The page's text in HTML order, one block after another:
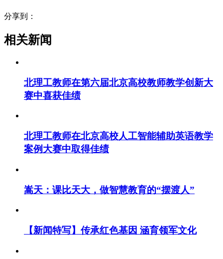
分享到：
相关新闻
北理工教师在第六届北京高校教师教学创新大
赛中喜获佳绩
北理工教师在北京高校人工智能辅助英语教学
案例大赛中取得佳绩
嵩天：课比天大，做智慧教育的“摆渡人”
【新闻特写】传承红色基因 涵育领军文化